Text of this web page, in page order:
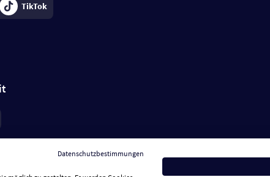
TikTok
zzgl. 0,99 €
7,94 €. Lieferzeit3-
Datenschutzbestimmungen